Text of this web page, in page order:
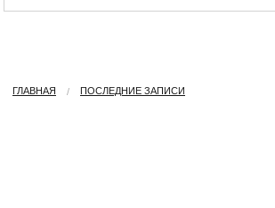
ГЛАВНАЯ ПОСЛЕДНИЕ ЗАПИСИ